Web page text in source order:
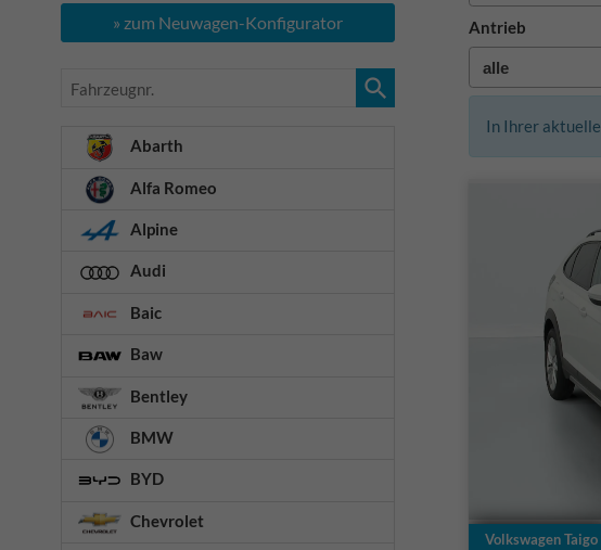
Antrieb
In Ihrer
Volkswagen Taigo
» zum Neuwagen-Konfigurator
Fahrzeugnr.
Abarth
Alfa Romeo
Alpine
Audi
Baic
Baw
Bentley
BMW
BYD
Chevrolet